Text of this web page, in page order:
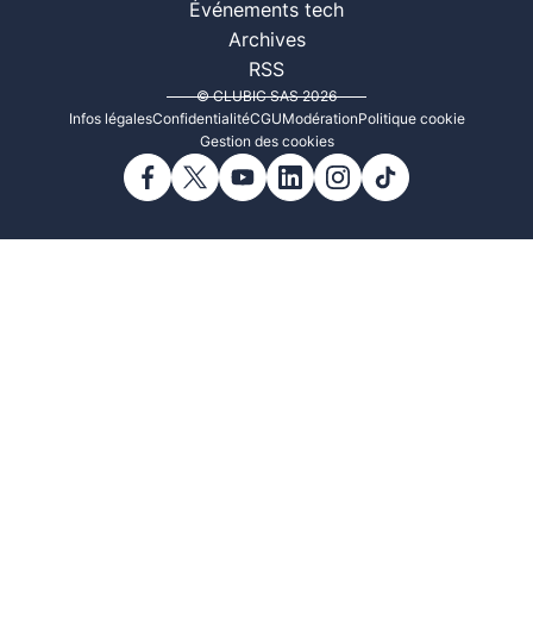
Événements tech
Archives
RSS
© CLUBIC SAS 2026
Infos légalesConfidentialitéCGUModérationPolitique cookie
Gestion des cookies